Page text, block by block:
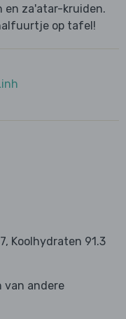
en za'atar-kruiden.
op tafel!
Koolhydraten 91.3
van andere